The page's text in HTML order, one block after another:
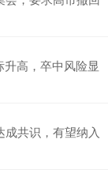
高，卒中风险显
共识，有望纳入